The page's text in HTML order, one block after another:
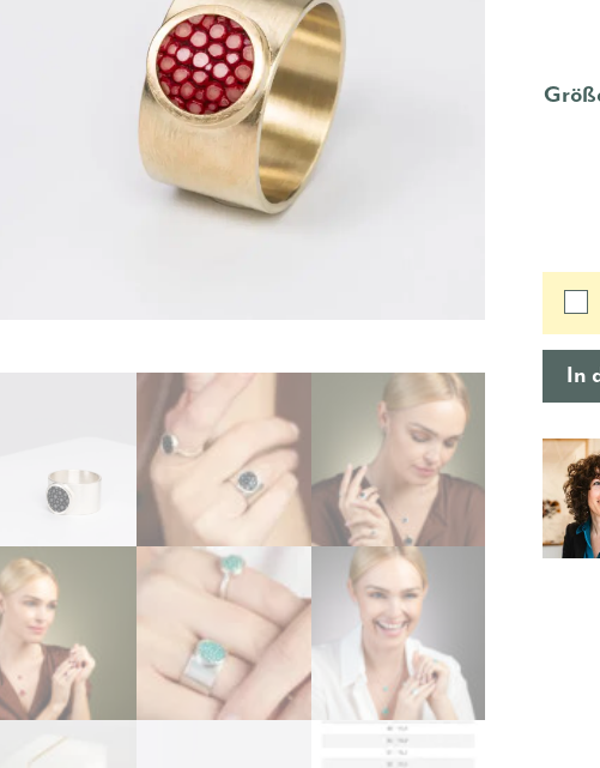
In